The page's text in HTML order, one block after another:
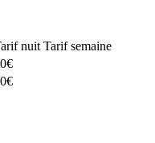
nuit Tarif semaine